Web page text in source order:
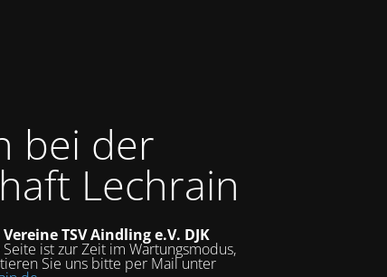
bei der
Lechrain
TSV Aindling e.V. DJK
Seite ist zur Zeit im Wartungsmodus,
Sie uns bitte per Mail unter